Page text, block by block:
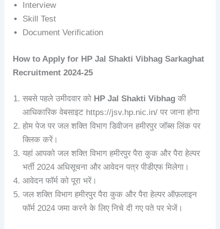
Interview
Skill Test
Document Verification
How to Apply for HP Jal Shakti VibhagSarkaghat
Recruitment2024-25
सबसे पहले उमीदवार को HP Jal Shakti Vibhag की
आधिकारिक वेबसाइट https://jsv.hp.nic.in/ पर जाना होगा
होम पेज पर जल शक्ति विभाग डिवीजन हमीरपुर जॉब्स लिंक पर
क्लिक करें।
यहां आपको जल शक्ति विभाग हमीरपुर पैरा कुक और पैरा हेल्पर
भर्ती 2024 अधिसूचना और आवेदन पत्र पीडीएफ मिलेगा।
आवेदन फॉर्म को पूरा भरें।
जल शक्ति विभाग हमीरपुर पैरा कुक और पैरा हेल्पर ऑफ़लाइन
फॉर्म 2024 जमा करने के लिए निचे दी गए पते पर भेजें।